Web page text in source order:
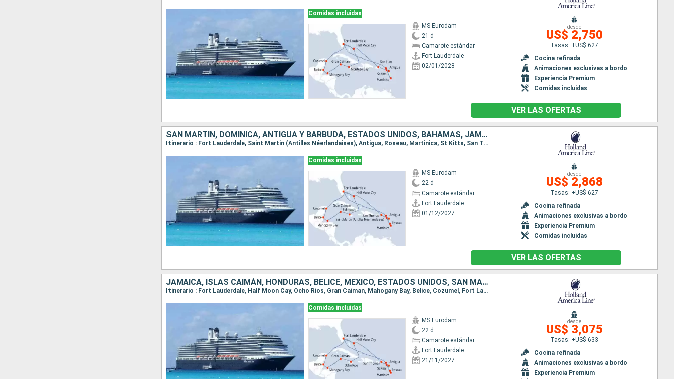
Comidas incluidas
MS Eurodam
21 d
Camarote estándar
Fort Lauderdale
02/01/2028
desde
US$ 2,750
Tasas: +US$ 627
Cocina refinada
Animaciones exclusivas a bordo
Experiencia Premium
Comidas incluidas
VER LAS OFERTAS
SAN MARTÍN, DOMINICA, ANTIGUA Y BARBUDA, ESTADOS UNIDOS, BAHAMAS, JAMAICA, ISLAS CAIMÁN, HONDURAS, BELICE, MÉXICO
Itinerario : Fort Lauderdale, Saint Martin (Antilles Néerlandaises), Antigua, Roseau, Martinica, St Kitts, San Thomas, Half Moon Cay, Fort Lauderdale, Half Moon Cay, Falmouth, Gran Caiman, Mahogany Bay, Belice, Cozumel, Fort Lauderdale
Comidas incluidas
MS Eurodam
22 d
Camarote estándar
Fort Lauderdale
01/12/2027
desde
US$ 2,868
Tasas: +US$ 627
Cocina refinada
Animaciones exclusivas a bordo
Experiencia Premium
Comidas incluidas
VER LAS OFERTAS
JAMAICA, ISLAS CAIMÁN, HONDURAS, BELICE, MÉXICO, ESTADOS UNIDOS, SAN MARTÍN, DOMINICA, ANTIGUA Y BARBUDA, BAHAMAS
Itinerario : Fort Lauderdale, Half Moon Cay, Ocho Rios, Gran Caiman, Mahogany Bay, Belice, Cozumel, Fort Lauderdale, Saint Martin (Antilles Néerlandaises), Antigua, Roseau, Martinica, St Kitts, San Thomas, Half Moon Cay, Fort Lauderdale
Comidas incluidas
MS Eurodam
22 d
Camarote estándar
Fort Lauderdale
21/11/2027
desde
US$ 3,075
Tasas: +US$ 633
Cocina refinada
Animaciones exclusivas a bordo
Experiencia Premium